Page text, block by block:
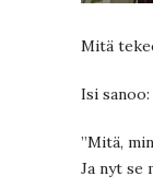
Mitä
Isi sanoo:
”Mitä,
Ja nyt se